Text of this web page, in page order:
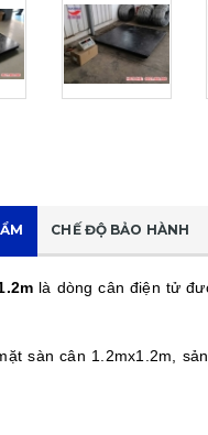
CHẾ ĐỘ BẢO HÀNH
là dòng cân điện tử
sàn cân 1.2mx1.2m,